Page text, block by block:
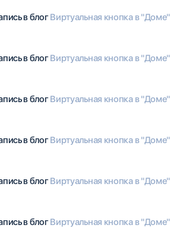
в блогВиртуальная кнопка в "Доме"
в блогВиртуальная кнопка в "Доме"
в блогВиртуальная кнопка в "Доме"
в блогВиртуальная кнопка в "Доме"
в блогВиртуальная кнопка в "Доме"
в блогВиртуальная кнопка в "Доме"